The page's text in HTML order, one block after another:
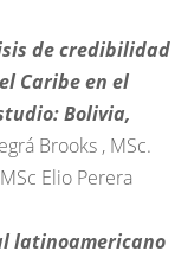
de credibilidad
Caribe en el
Bolivia,
Brooks , MSc.
Elio Perera
latinoamericano